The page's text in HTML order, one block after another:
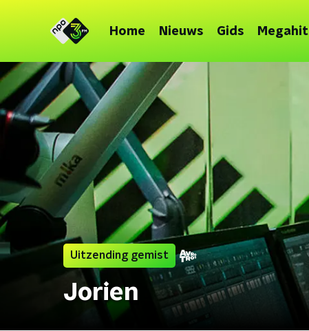
Home Nieuws Gids Megahit
Uitzending gemist
Jorien